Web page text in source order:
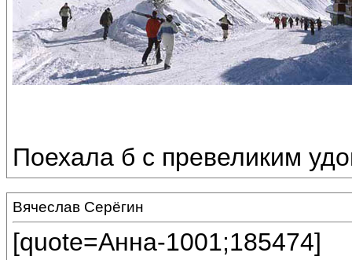
Поехала б с превеликим
Вячеслав Серёгин
[quote=Анна-1001;185474]